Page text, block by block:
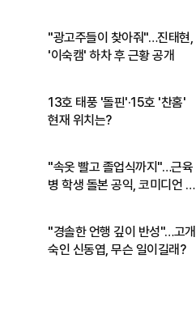
"광고주들이 찾아줘"…진태현,
'이숙캠' 하차 후 근황 공개
13호 태풍 '돌핀'·15호 '찬홈'
현재 위치는?
"속옷 빨고 졸업식까지"…근육
병 학생 돌본 공익, 코미디언 김
"경솔한 언행 깊이 반성"…고개
숙인 신동엽, 무슨 일이길래?